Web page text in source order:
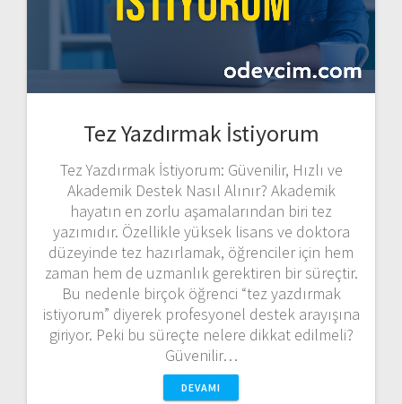
Tez Yazdırmak İstiyorum
Tez Yazdırmak İstiyorum: Güvenilir, Hızlı ve
Akademik Destek Nasıl Alınır? Akademik
hayatın en zorlu aşamalarından biri tez
yazımıdır. Özellikle yüksek lisans ve doktora
düzeyinde tez hazırlamak, öğrenciler için hem
zaman hem de uzmanlık gerektiren bir süreçtir.
Bu nedenle birçok öğrenci “tez yazdırmak
istiyorum” diyerek profesyonel destek arayışına
giriyor. Peki bu süreçte nelere dikkat edilmeli?
Güvenilir…
DEVAMI